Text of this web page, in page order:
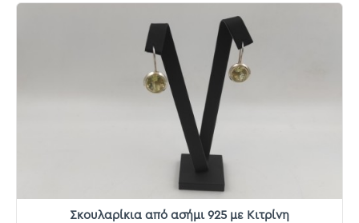
Σκουλαρίκια από ασήμι 925 με Κιτρίνη